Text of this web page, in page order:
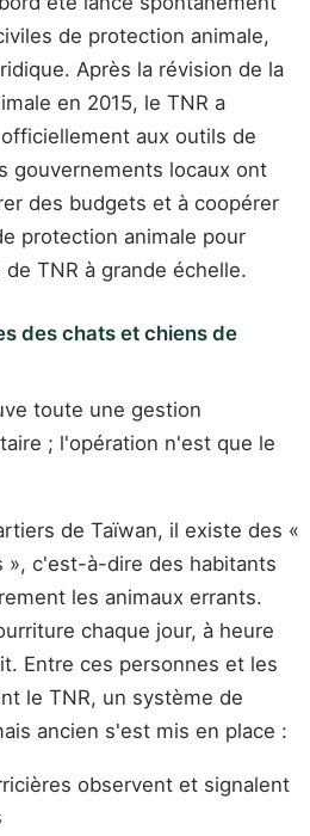
de protection animale,
Après la révision de la
en 2015, le TNR a
aux outils de
gouvernements locaux ont
des budgets et à coopérer
protection animale pour
TNR à grande échelle.
des chats et chiens de
toute une gestion
; l'opération n'est que le
de Taïwan, il existe des «
», c'est-à-dire des habitants
les animaux errants.
chaque jour, à heure
Entre ces personnes et les
le TNR, un système de
ancien s'est mis en place :
observent et signalent